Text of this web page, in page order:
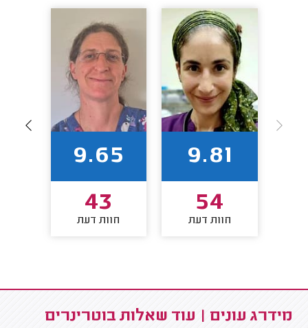
9.81
54
חוות דעת
9.65
43
חוות דעת
מידרג עונים | עוד שאלות בוטרינרים